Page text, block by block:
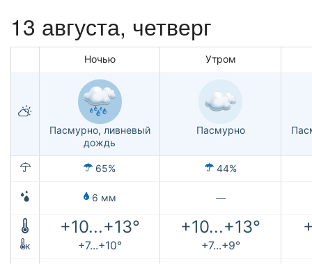
13 августа, четверг
Ночью Утром
Пасмурно, ливневый
дождь
Пасмурно
65% 44%
6 мм —
+10...+13° +10...+13°
к +7...+10° +7...+9°